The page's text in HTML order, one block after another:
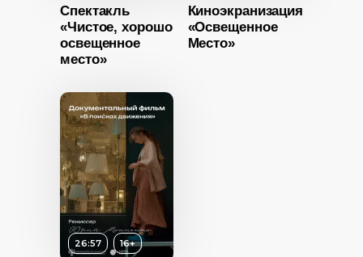
Спектакль
«Чистое, хорошо
освещенное
место»
Киноэкранизация
«Освещенное
Место»
26:57 16+